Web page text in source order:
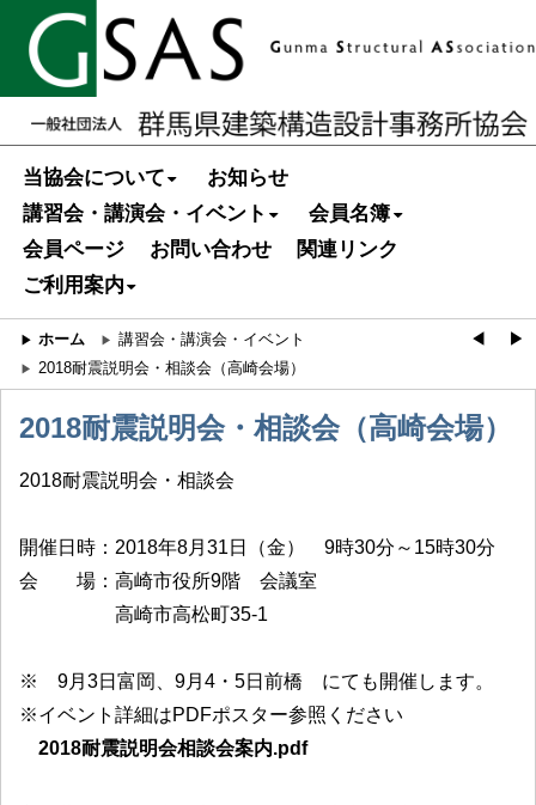
当協会について
お知らせ
講習会・講演会・イベント
会員名簿
会員ページ
お問い合わせ
関連リンク
ご利用案内
ホーム
講習会・講演会・イベント
2018耐震説明会・相談会（高崎会場）
◀︎ ▶︎
2018耐震説明会・相談会（高崎会場）
2018耐震説明会・相談会
開催日時：2018年8月31日（金） 9時30分～15時30分
会 場：高崎市役所9階 会議室
高崎市高松町35-1
※ 9月3日富岡、9月4・5日前橋 にても開催します。
※イベント詳細はPDFポスター参照ください
2018耐震説明会相談会案内.pdf